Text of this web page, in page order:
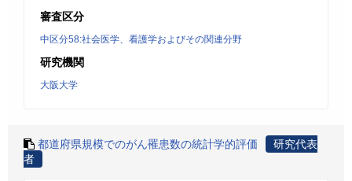
審査区分
中区分58:社会医学、看護学およびその関連分野
研究機関
大阪大学
都道府県規模でのがん罹患数の統計学的評価
研究代表
者